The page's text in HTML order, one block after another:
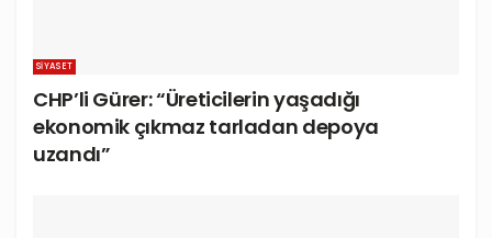
SIYASET
CHP’li Gürer: “Üreticilerin yaşadığı
ekonomik çıkmaz tarladan depoya
uzandı”